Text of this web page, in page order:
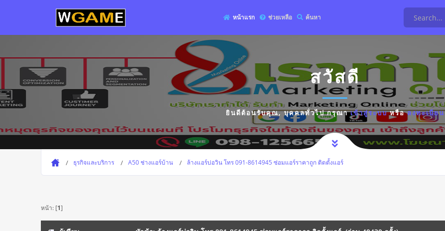
หน้าแรก ช่วยเหลือ ค้นหา
สวัสดี
ยินดีต้อนรับคุณ,บุคคลทั่วไปกรุณาเข้าสู่ระบบหรือลงทะเบียน
ธุรกิจและบริการ A50 ช่างแอร์บ้าน ล้างแอร์บ่อวิน โทร 091-8614945 ซ่อมแอร์ราคาถูก ติดตั้งแอร์
หน้า: [1]